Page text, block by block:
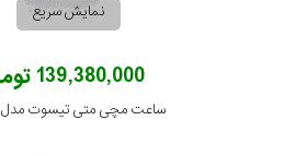
نمایش سریع
139,380,000 تومان
ساعت مچی متی تیسوت مدل H9030PN